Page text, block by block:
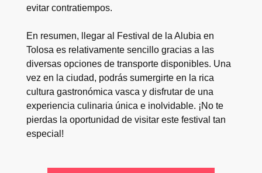
evitar contratiempos.
En resumen, llegar al Festival de la Alubia en
Tolosa es relativamente sencillo gracias a las
diversas opciones de transporte disponibles. Una
vez en la ciudad, podrás sumergirte en la rica
cultura gastronómica vasca y disfrutar de una
experiencia culinaria única e inolvidable. ¡No te
pierdas la oportunidad de visitar este festival tan
especial!